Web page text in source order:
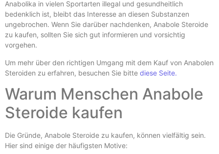
Anabolika in vielen Sportarten illegal und gesundheitlich
bedenklich ist, bleibt das Interesse an diesen Substanzen
ungebrochen. Wenn Sie darüber nachdenken, Anabole Steroide
zu kaufen, sollten Sie sich gut informieren und vorsichtig
vorgehen.
Um mehr über den richtigen Umgang mit dem Kauf von Anabolen
Steroiden zu erfahren, besuchen Sie bitte diese Seite.
Warum Menschen Anabole
Steroide kaufen
Die Gründe, Anabole Steroide zu kaufen, können vielfältig sein.
Hier sind einige der häufigsten Motive: